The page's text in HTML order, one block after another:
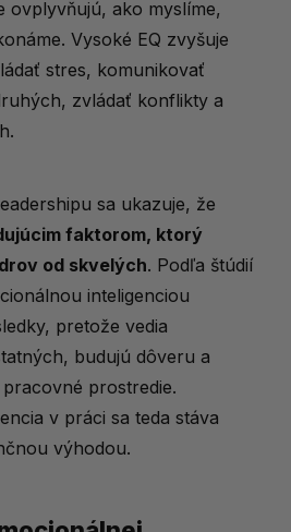
ovplyvňujú, ako myslíme,
Vysoké EQ zvyšuje
stres, komunikovať
zvládať konflikty a
sa ukazuje, že
faktorom, ktorý
od skvelých. Podľa štúdií
inteligenciou
pretože vedia
budujú dôveru a
prostredie.
v práci sa teda stáva
výhodou.